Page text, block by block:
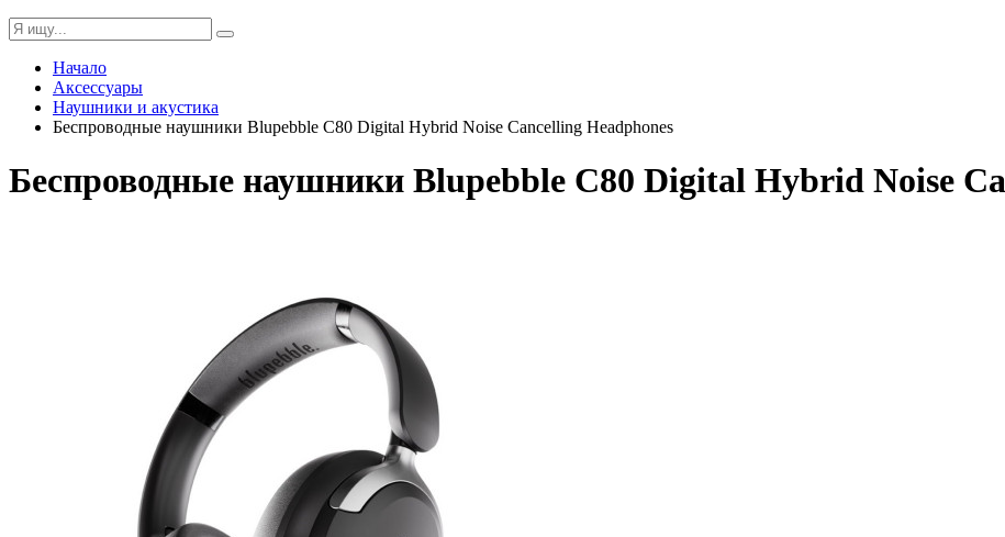
Начало
Аксессуары
Наушники и акустика
Беспроводные наушники Blupebble C80 Digital Hybrid Noise Cancelling Headphones
Беспроводные наушники Blupebble C80 Digital Hybrid Noise